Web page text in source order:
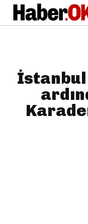
İstanbul